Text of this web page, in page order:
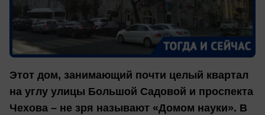
Этот дом, занимающий почти целый квартал
на углу улицы Большой Садовой и проспекта
Чехова – не зря называют «Домом науки». В